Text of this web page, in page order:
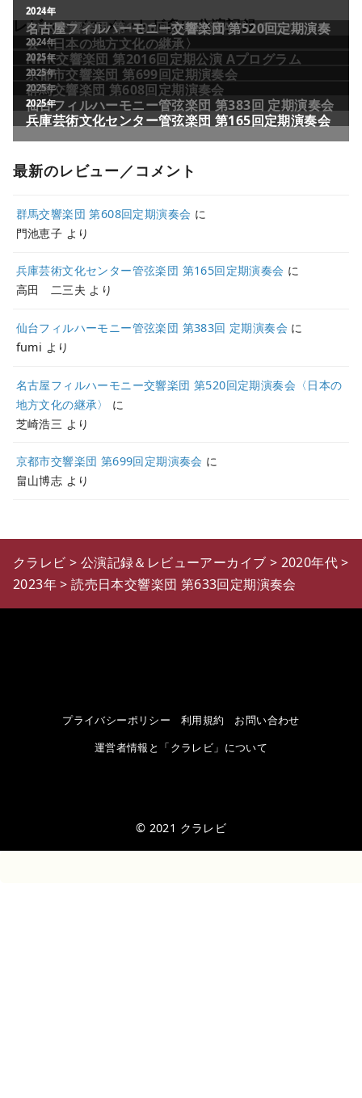
レビュー／コメントが多い公演記録
最新のレビュー／コメント
群馬交響楽団 第608回定期演奏会 に
門池恵子 より
兵庫芸術文化センター管弦楽団 第165回定期演奏会 に
高田 二三夫 より
仙台フィルハーモニー管弦楽団 第383回 定期演奏会 に
fumi より
名古屋フィルハーモニー交響楽団 第520回定期演奏会〈日本の
地方文化の継承〉
に
芝崎浩三 より
京都市交響楽団 第699回定期演奏会 に
畠山博志 より
クラレビ > 公演記録＆レビューアーカイブ > 2020年代>
2023年>読売日本交響楽団 第633回定期演奏会
プライバシーポリシー 利用規約
お問い合わせ
運営者情報と「クラレビ」について
© 2021 クラレビ